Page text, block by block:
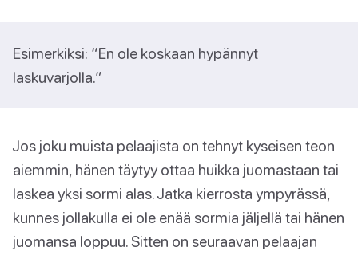
Esimerkiksi: “En ole koskaan hypännyt
laskuvarjolla.”
Jos joku muista pelaajista on tehnyt kyseisen teon
aiemmin, hänen täytyy ottaa huikka juomastaan tai
laskea yksi sormi alas. Jatka kierrosta ympyrässä,
kunnes jollakulla ei ole enää sormia jäljellä tai hänen
juomansa loppuu. Sitten on seuraavan pelaajan